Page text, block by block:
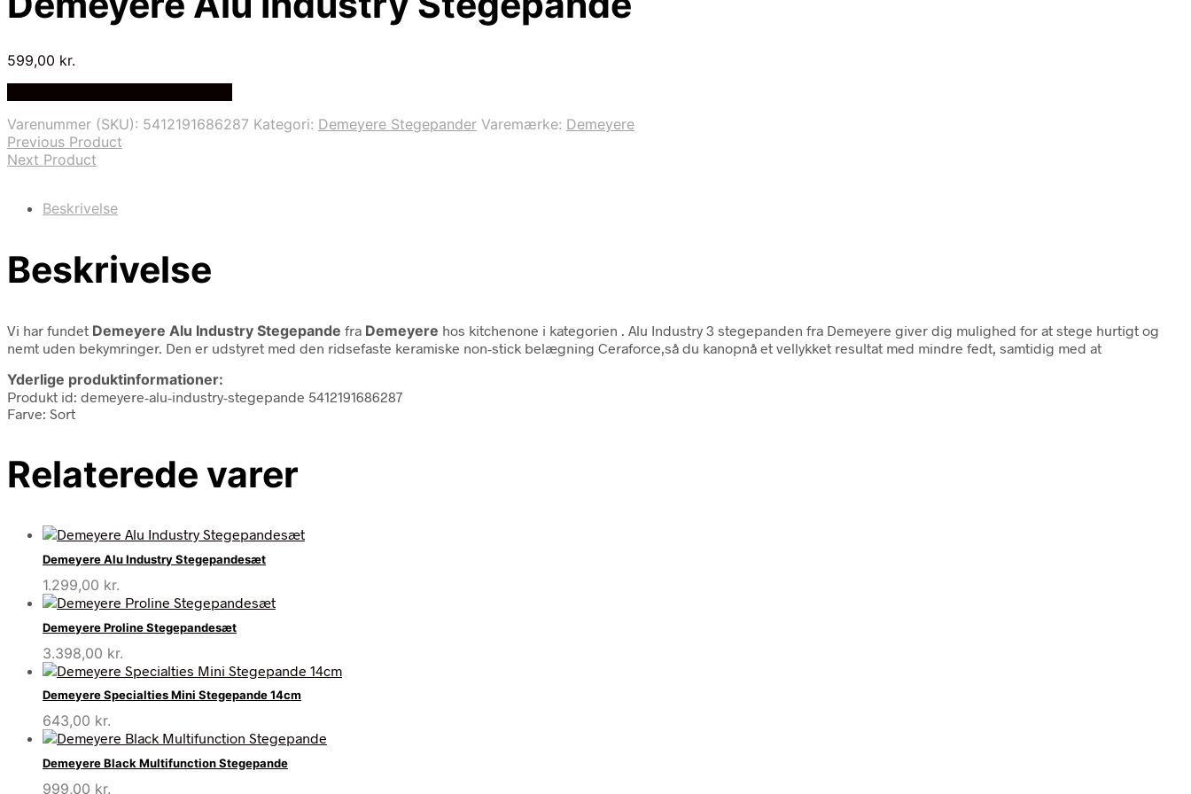
599,00 kr.
Varenummer (SKU): 5412191686287 Kategori: Demeyere Stegepander Varemærke: Demeyere
Previous Product
Next Product
Beskrivelse
Beskrivelse
Vi har fundet Demeyere Alu Industry Stegepande fra Demeyere hos kitchenone i kategorien
. Alu Industry 3 stegepanden fra Demeyere giver dig mulighed for at stege hurtigt og
nemt uden bekymringer. Den er udstyret med den ridsefaste keramiske non-stick belægning Ceraforce,så du kanopnå et vellykket resultat med mindre fedt, samtidig med at
Yderlige produktinformationer:
Produkt id: demeyere-alu-industry-stegepande 5412191686287
Farve: Sort
Relaterede varer
Demeyere Alu Industry Stegepandesæt
1.299,00 kr.
Demeyere Proline Stegepandesæt
3.398,00 kr.
Demeyere Specialties Mini Stegepande 14cm
643,00 kr.
Demeyere Black Multifunction Stegepande
999,00 kr.